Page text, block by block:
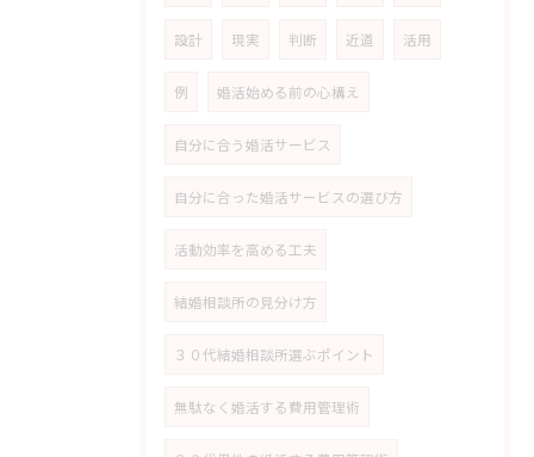
設計 現実 判断 近道 活用
例 婚活始める前の心構え
自分に合う婚活サービス
自分に合った婚活サービスの選び方
活動効率を高める工夫
結婚相談所の見分け方
３０代結婚相談所選ぶポイント
無駄なく婚活する費用管理術